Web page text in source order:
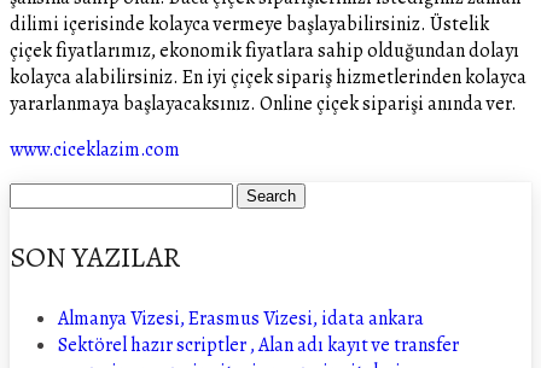
dilimi içerisinde kolayca vermeye başlayabilirsiniz. Üstelik
çiçek fiyatlarımız, ekonomik fiyatlara sahip olduğundan dolayı
kolayca alabilirsiniz. En iyi çiçek sipariş hizmetlerinden kolayca
yararlanmaya başlayacaksınız. Online çiçek siparişi anında ver.
www.ciceklazim.com
SON YAZILAR
Almanya Vizesi, Erasmus Vizesi, idata ankara
Sektörel hazır scriptler , Alan adı kayıt ve transfer